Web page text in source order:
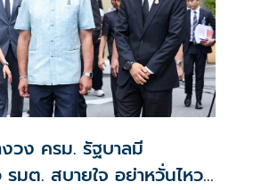
วง ครม. รัฐบาลมี
มต. สบายใจ อย่าหวั่นไหว